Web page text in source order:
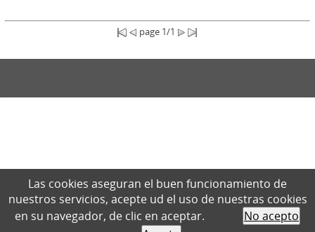
Las cookies aseguran el buen funcionamiento de
nuestros servicios, acepte ud el uso de nuestras cookies
en su navegador, de clic en aceptar.
No acepto
page 1/1